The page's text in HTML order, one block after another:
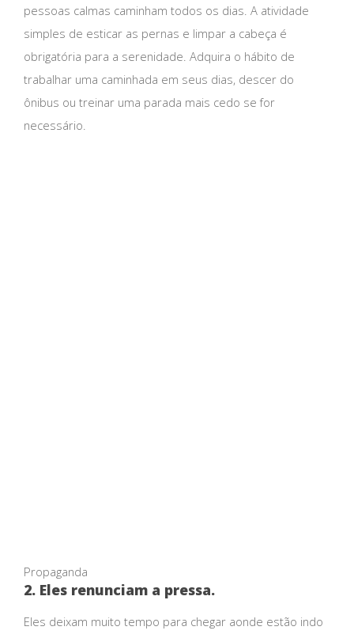
pessoas calmas caminham todos os dias. A atividade
simples de esticar as pernas e limpar a cabeça é
obrigatória para a serenidade. Adquira o hábito de
trabalhar uma caminhada em seus dias, descer do
ônibus ou treinar uma parada mais cedo se for
necessário.
Propaganda
2. Eles renunciam a pressa.
Eles deixam muito tempo para chegar aonde estão indo